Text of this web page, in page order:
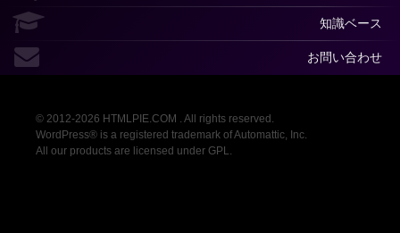
知識ベース
お問い合わせ
© 2012-2026 HTMLPIE.COM . All rights reserved.
WordPress® is a registered trademark of Automattic, Inc.
All our products are licensed under GPL.